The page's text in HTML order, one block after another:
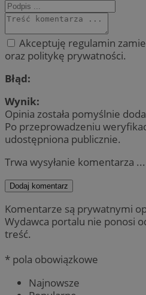
Akceptuję regulamin
oraz politykę prywatności.
Błąd:
Wynik:
Opinia została pomyślnie
Po przeprowadzeniu
udostępniona publicznie.
Trwa wysyłanie komentarza ...
Dodaj komentarz
Komentarze są prywatnymi
Wydawca portalu nie ponosi
treść.
* pola obowiązkowe
Najnowsze